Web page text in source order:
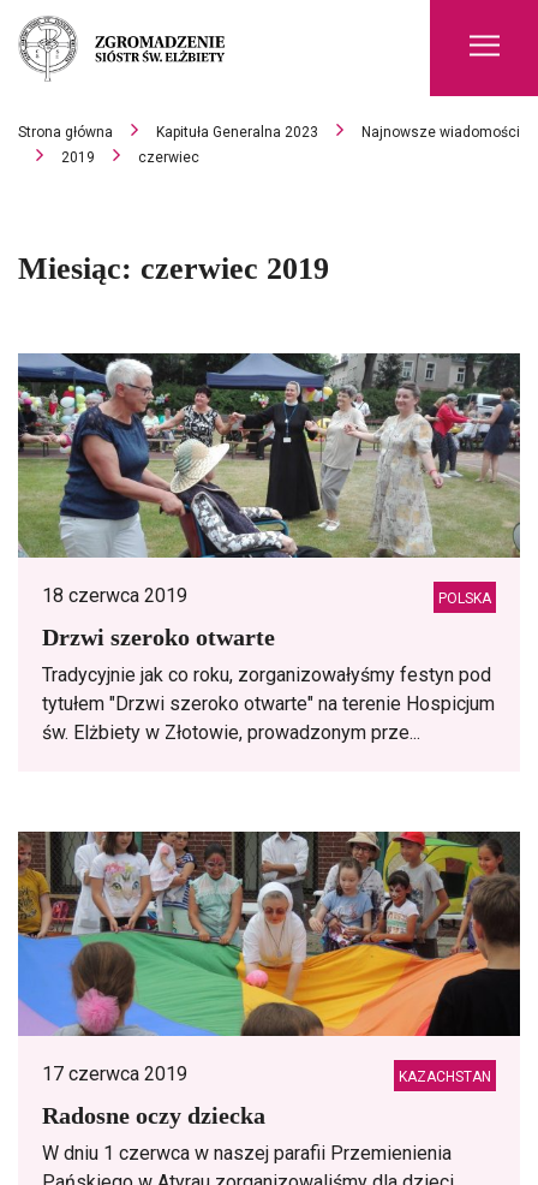
Strona główna Kapituła Generalna 2023
Najnowsze wiadomości
2019
czerwiec
Miesiąc: czerwiec 2019
18 czerwca 2019 POLSKA
Drzwi szeroko otwarte
Tradycyjnie jak co roku, zorganizowałyśmy festyn pod
tytułem "Drzwi szeroko otwarte" na terenie Hospicjum
św. Elżbiety w Złotowie, prowadzonym prze...
17 czerwca 2019 KAZACHSTAN
Radosne oczy dziecka
W dniu 1 czerwca w naszej parafii Przemienienia